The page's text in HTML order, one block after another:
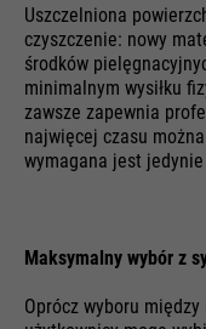
Uszczelniona
czyszczenie: nowy
środków
minimalnym wysiłku
zawsze zapewnia
najwięcej czasu
wymagana jest
Maksymalny wybór z
Oprócz wyboru